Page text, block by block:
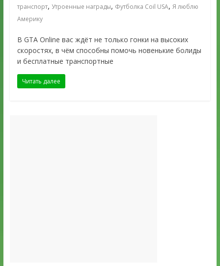
транспорт, Утроенные награды, Футболка Coil USA, Я люблю
Америку
В GTA Online вас ждёт не только гонки на высоких
скоростях, в чём способны помочь новенькие болиды
и бесплатные транспортные
Читать далее